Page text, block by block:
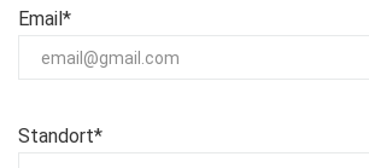
Email*
Standort*